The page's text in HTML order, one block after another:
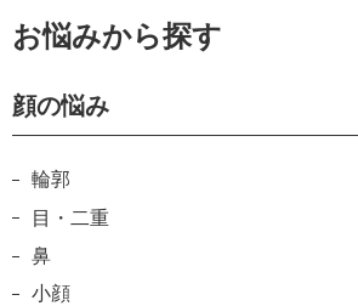
お悩みから探す
顔の悩み
輪郭
目・二重
鼻
小顔